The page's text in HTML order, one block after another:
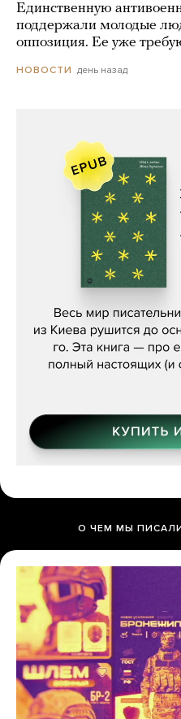
Единственную
поддержали молодые
оппозиция. Ее уже
НОВОСТИ день назад
Женя
О ЧЕМ МЫ